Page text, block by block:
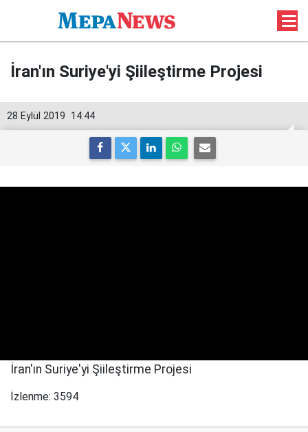
İran'ın Suriye'yi Şiileştirme Projesi
14:44
28 Eylül 2019
İran'ın Suriye'yi Şiileştirme Projesi
İzlenme: 3594